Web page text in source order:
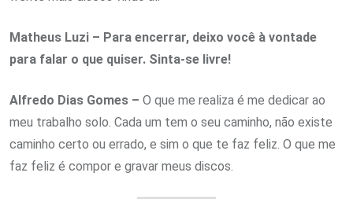
Matheus Luzi – Para encerrar, deixo você à vontade
para falar o que quiser. Sinta-se livre!
Alfredo Dias Gomes – O que me realiza é me dedicar ao
meu trabalho solo. Cada um tem o seu caminho, não existe
caminho certo ou errado, e sim o que te faz feliz. O que me
faz feliz é compor e gravar meus discos.